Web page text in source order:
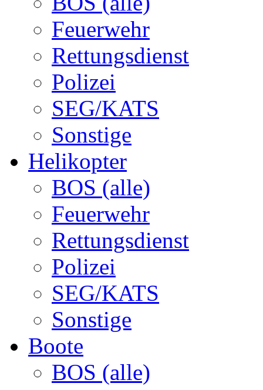
Feuerwehr
Rettungsdienst
Polizei
SEG/KATS
Sonstige
Helikopter
BOS (alle)
Feuerwehr
Rettungsdienst
Polizei
SEG/KATS
Sonstige
Boote
BOS (alle)